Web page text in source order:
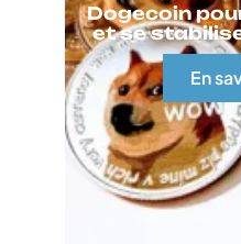
Dogecoin
et se
En